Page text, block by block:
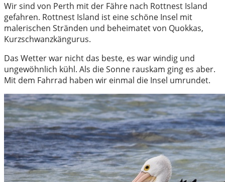
Wir sind von Perth mit der Fähre nach Rottnest Island
gefahren. Rottnest Island ist eine schöne Insel mit
malerischen Stränden und beheimatet von Quokkas,
Kurzschwanzkängurus.
Das Wetter war nicht das beste, es war windig und
ungewöhnlich kühl. Als die Sonne rauskam ging es aber.
Mit dem Fahrrad haben wir einmal die Insel umrundet.